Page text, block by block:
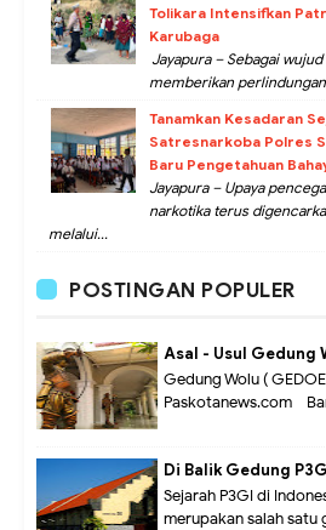
Tolikara Intensifkan
Karubaga
Jayapura – Sebagai
memberikan
Tanamkan Kesadaran
Satresnarkoba Polres
Baru Pengetahuan
Jayapura – Upaya
narkotika terus
melalui...
POSTINGAN POPULER
Asal - Usul Gedung
Gedung Wolu (
Paskotanews.com -
Di Balik Gedung
Sejarah P3GI di
merupakan salah satu